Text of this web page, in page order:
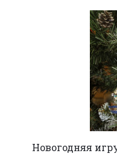
Новогодняя